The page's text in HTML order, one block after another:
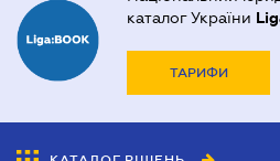
каталог України
ТАРИФИ